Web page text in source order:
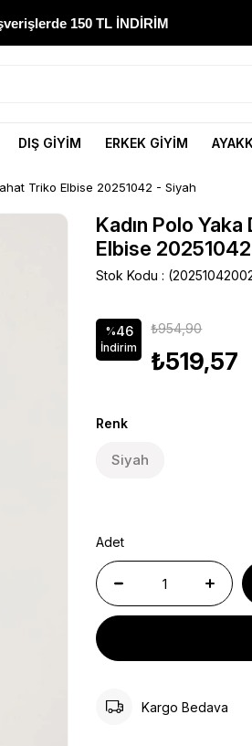
150 TL İNDİRİM
150 TL İNDİRİM
DIŞ GİYİM ERKEK GİYİM
Triko Elbise 20251042 - Siyah
Kadın Polo
Elbise
Stok Kodu
%46
İndirim
₺954,90
₺519,57
Renk
Siyah
Adet
Kargo Bedava